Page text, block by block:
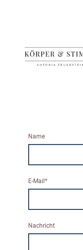
Name
E-Mail *
Nachricht